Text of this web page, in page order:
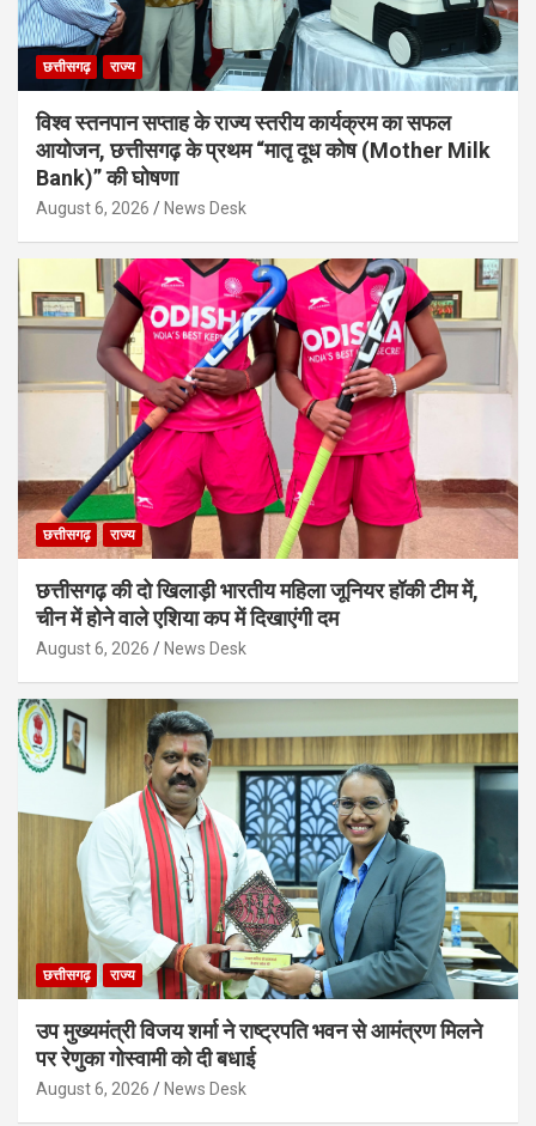
छत्तीसगढ़ राज्य
विश्व स्तनपान सप्ताह के राज्य स्तरीय कार्यक्रम का सफल
आयोजन, छत्तीसगढ़ के प्रथम “मातृ दूध कोष (Mother Milk
Bank)” की घोषणा
August 6, 2026 News Desk
छत्तीसगढ़ राज्य
छत्तीसगढ़ की दो खिलाड़ी भारतीय महिला जूनियर हॉकी टीम में,
चीन में होने वाले एशिया कप में दिखाएंगी दम
August 6, 2026 News Desk
छत्तीसगढ़ राज्य
उप मुख्यमंत्री विजय शर्मा ने राष्ट्रपति भवन से आमंत्रण मिलने
पर रेणुका गोस्वामी को दी बधाई
August 6, 2026 News Desk